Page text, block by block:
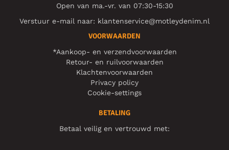
Open van ma.-vr. van 07:30-15:30
Verstuur e-mail naar: klantenservice@motleydenim.nl
VOORWAARDEN
*Aankoop- en verzendvoorwaarden
Retour- en ruilvoorwaarden
Klachtenvoorwaarden
Privacy policy
Cookie-settings
BETALING
Betaal veilig en vertrouwd met: